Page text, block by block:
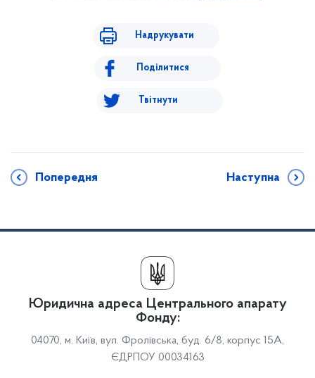
Надрукувати
Поділитися
Твітнути
Попередня Наступна
Юридична адреса Центрального апарату
Фонду:
04070, м. Київ, вул. Фролівська, буд. 6/8, корпус 15А,
ЄДРПОУ 00034163